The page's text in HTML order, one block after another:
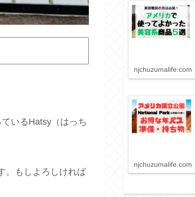
いるHatsy（はっち
。もしよろしければ
njchuzumalife.com
njchuzumalife.com